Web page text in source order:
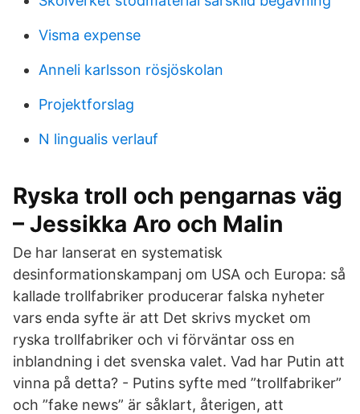
Visma expense
Anneli karlsson rösjöskolan
Projektforslag
N lingualis verlauf
Ryska troll och pengarnas väg
– Jessikka Aro och Malin
De har lanserat en systematisk
desinformationskampanj om USA och Europa: så
kallade trollfabriker producerar falska nyheter
vars enda syfte är att Det skrivs mycket om
ryska trollfabriker och vi förväntar oss en
inblandning i det svenska valet. Vad har Putin att
vinna på detta? - Putins syfte med ”trollfabriker”
och ”fake news” är såklart, återigen, att